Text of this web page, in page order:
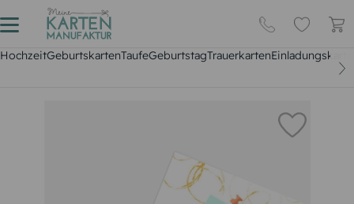
HochzeitGeburtskartenTaufeGeburtstagTrauerkarten